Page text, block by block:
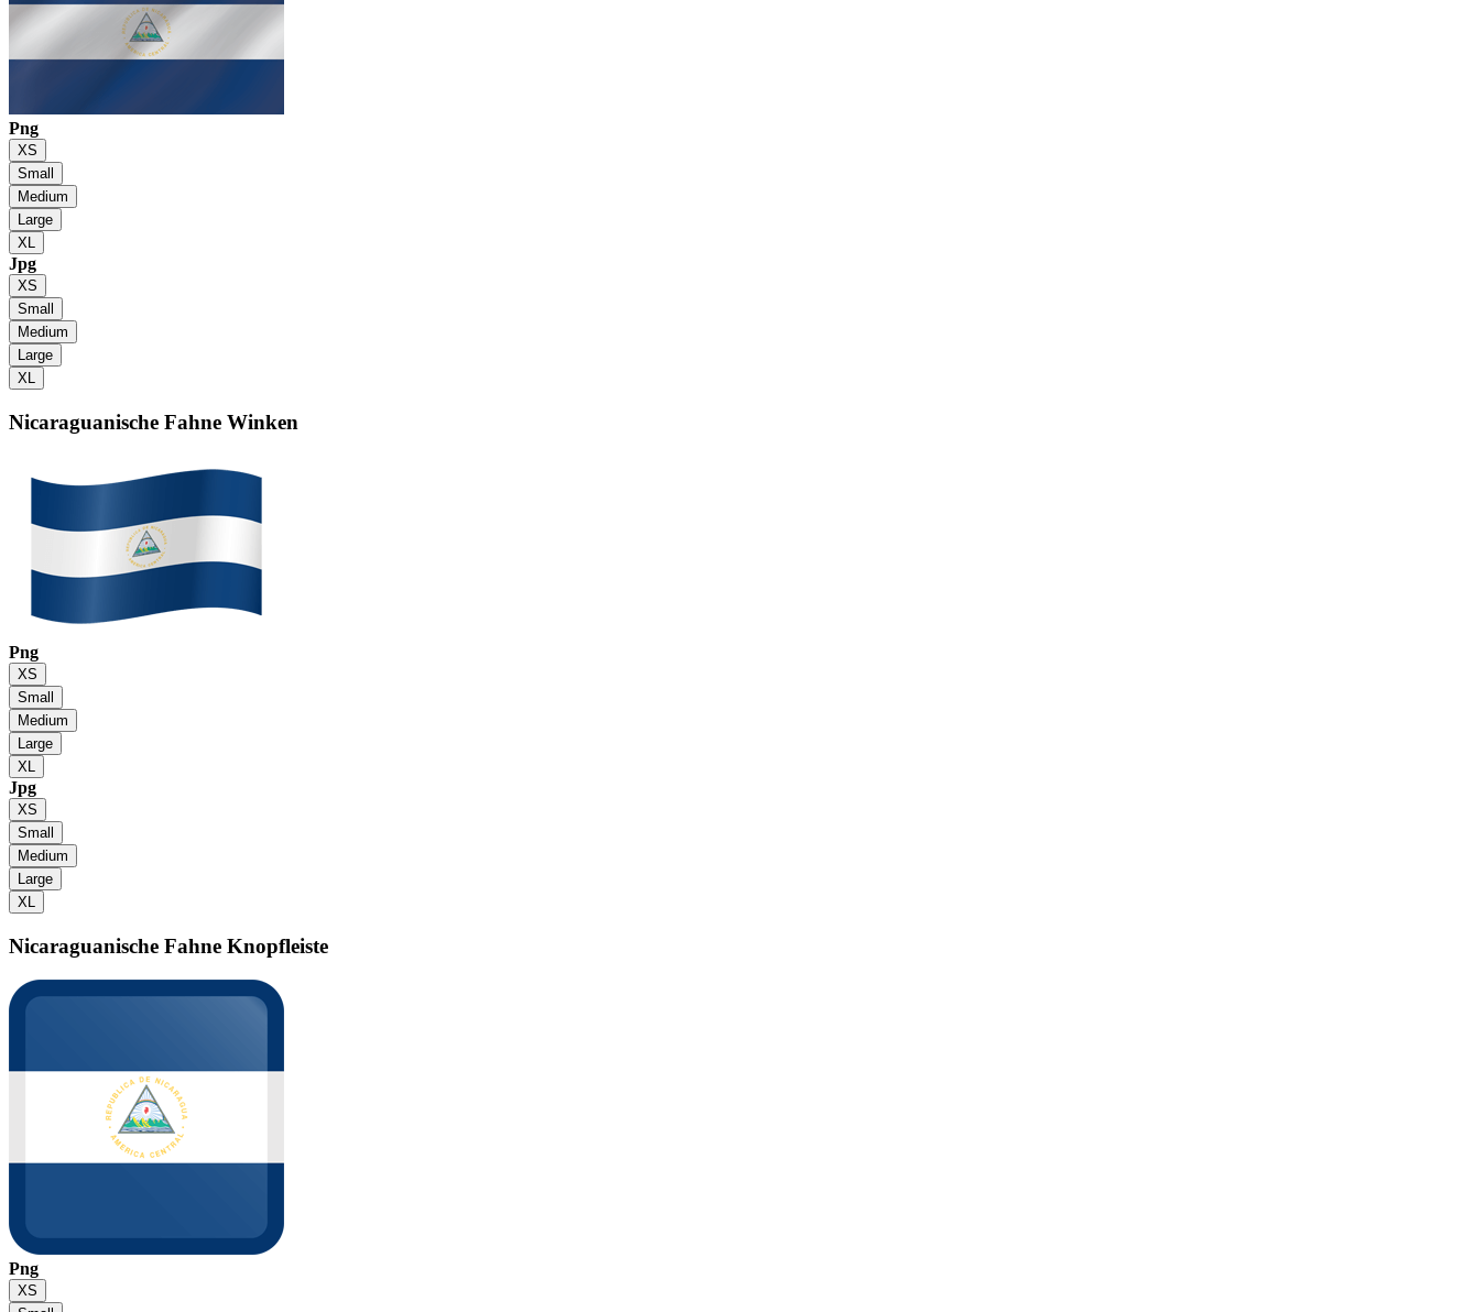
Png
XS
Small
Medium
Large
XL
Jpg
XS
Small
Medium
Large
XL
Nicaraguanische Fahne Winken
Png
XS
Small
Medium
Large
XL
Jpg
XS
Small
Medium
Large
XL
Nicaraguanische Fahne Knopfleiste
Png
XS